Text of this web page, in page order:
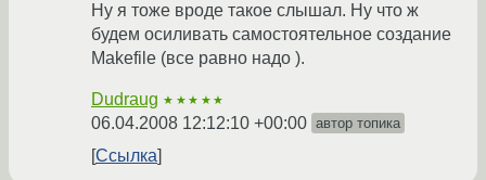
Ну я тоже вроде такое слышал. Ну что ж
будем осиливать самостоятельное создание
Makefile (все равно надо ).
Dudraug ★★★★★
06.04.2008 12:12:10 +00:00 автор топика
Ссылка